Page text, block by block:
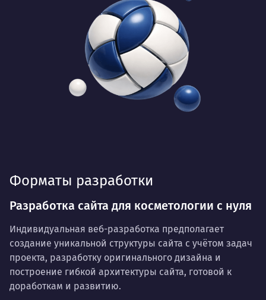
Форматы разработки
Разработка сайта для косметологии с нуля
Индивидуальная веб-разработка предполагает
создание уникальной структуры сайта с учётом задач
проекта, разработку оригинального дизайна и
построение гибкой архитектуры сайта, готовой к
доработкам и развитию.